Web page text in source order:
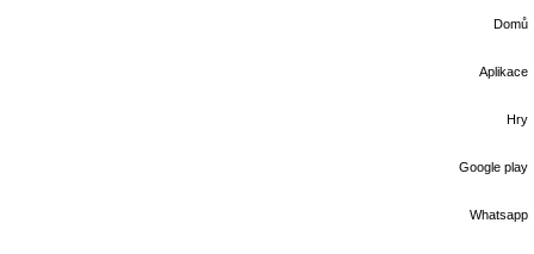
Domů
Aplikace
Hry
Google play
Whatsapp